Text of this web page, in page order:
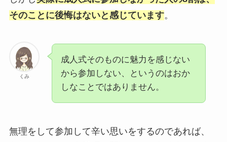
そのことに後悔はないと感じています。
くみ
成人式そのものに魅力を感じない
から参加しない、というのはおか
しなことではありません。
無理をして参加して辛い思いをするのであれば、